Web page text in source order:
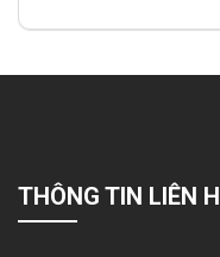
THÔNG TIN LIÊN